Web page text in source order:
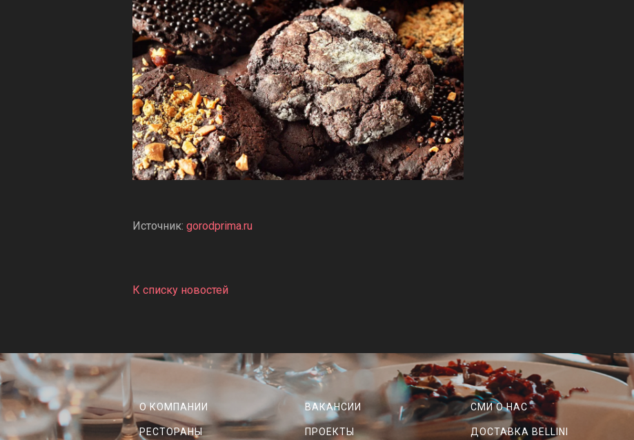
Источник: gorodprima.ru
К списку новостей
О КОМПАНИИ ВАКАНСИИ СМИ О НАС
РЕСТОРАНЫ ПРОЕКТЫ ДОСТАВКА BELLINI